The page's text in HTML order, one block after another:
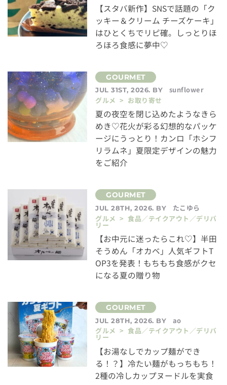
【スタバ新作】SNSで話題の「ク
ッキー＆クリーム チーズケーキ」
はひとくちでリピ確。しっとりほ
ろほろ食感に夢中♡
JUL 31ST, 2026. BY
sunflower
グルメ > お取り寄せ
夏の夜空を閉じ込めたようなきら
めき♡花火が彩る幻想的なパッケ
ージにうっとり！カンロ「ホシフ
リラムネ」夏限定デザインの魅力
をご紹介
JUL 28TH, 2026. BY
たこゆら
グルメ > 食品／テイクアウト／デリバ
リー
【お中元に迷ったらこれ♡】半田
そうめん「オカベ」人気ギフトT
OP3を発表！もちもち食感がクセ
になる夏の贈り物
JUL 28TH, 2026. BY
ao
グルメ > 食品／テイクアウト／デリバ
リー
【お湯なしでカップ麺ができ
る！？】冷たい麺がもっちもち！
2種の冷しカップヌードルを実食